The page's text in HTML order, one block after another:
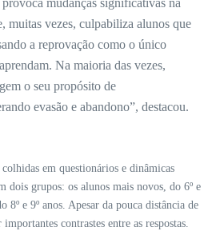
mudanças significativas na
muitas vezes, culpabiliza alunos que
a reprovação como o único
Na maioria das vezes,
o seu propósito de
evasão e abandono”, destacou.
em questionários e dinâmicas
dois grupos: os alunos mais novos, do 6º e
8º e 9º anos. Apesar da pouca distância de
contrastes entre as respostas.